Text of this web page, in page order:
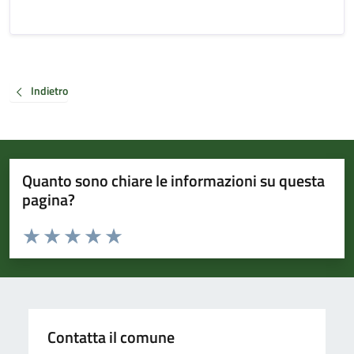
Indietro
Quanto sono chiare le informazioni su questa
pagina?
Valuta da 1 a 5 stelle la pagina
Valuta 5 stelle su 5
Valuta 4 stelle su 5
Valuta 3 stelle su 5
Valuta 2 stelle su 5
Valuta 1 stelle su 5
Contatta il comune